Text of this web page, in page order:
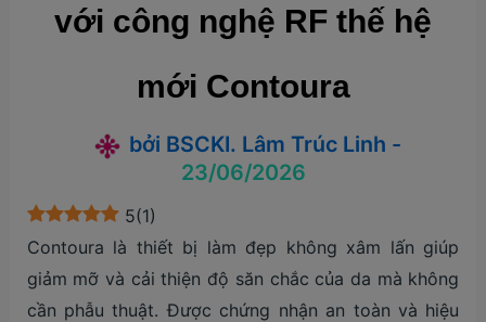
với công nghệ RF thế hệ
mới Contoura
bởi BSCKI. Lâm Trúc Linh -
23/06/2026
5(1)
Contoura là thiết bị làm đẹp không xâm lấn giúp
giảm mỡ và cải thiện độ săn chắc của da mà không
cần phẫu thuật. Được chứng nhận an toàn và hiệu